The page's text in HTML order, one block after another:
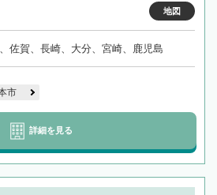
地図
佐賀、長崎、大分、宮崎、鹿児島
市
詳細を見る